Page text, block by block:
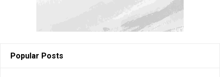
Popular Posts